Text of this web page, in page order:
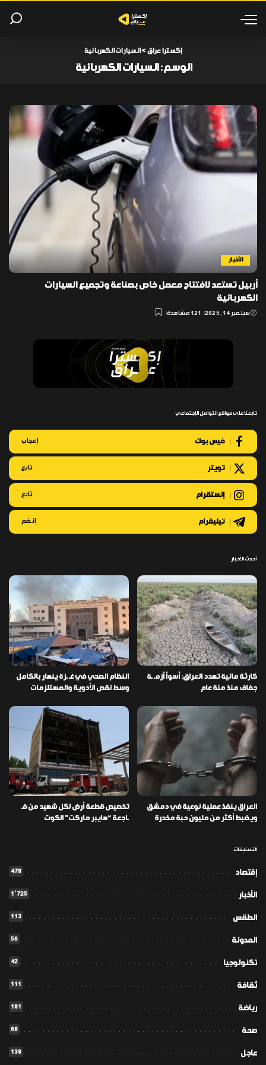
إكسترا عراق >السيارات الكهربائية
الوسم:السيارات الكهربائية
الأخبار
أربيل تستعد لافتتاح معمل خاص بصناعة وتجميع السيارات
الكهربائية
سبتمبر 14, 2025 121 مشاهدة
تابعنا على مواقع التواصل الإجتماعي
فيس بوك إعجاب
تويتر تابع
إنستقرام تابع
تيليقرام إنضم
أحدث الأخبار
كارثة مائية تهدد العراق: أسوأ أزمـ ـة
جفاف منذ مئة عام
النظام الصحي في غـ ـزة ينهار بالكامل
وسط نقص الأدوية والمستلزمات
العراق ينفذ عملية نوعية في دمشق
ويضبط أكثر من مليون حبة مخدرة
تخصيص قطعة أرض لكل شهيد من فـ
ـاجعة “هايبر ماركت” الكوت
التصنيفات
إقتصاد 478
الأخبار 1٬725
الطقس 113
المدونة 56
تكنولوجيا 42
ثقافة 111
رياضة 181
صحة 68
عاجل 139